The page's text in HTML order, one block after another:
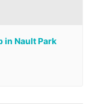
in Nault Park